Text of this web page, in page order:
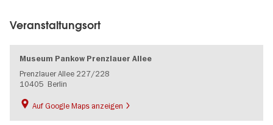
Veranstaltungsort
Museum Pankow Prenzlauer Allee
Prenzlauer Allee 227/228
10405 Berlin
Auf Google Maps anzeigen